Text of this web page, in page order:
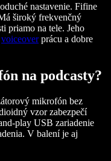
nastavenie. Fifine
široký frekvenčný
priamo na tele. Jeho
voiceoverprácu a dobre
na podcasty?
mikrofón bez
vzor zabezpečí
play USB zariadenie
V balení je aj